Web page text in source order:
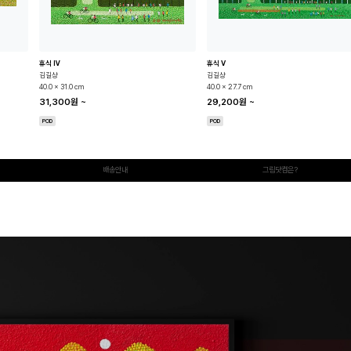
휴식 Ⅳ
김길상
40.0 x 31.0 cm
31,300원 ~
POD
휴식 Ⅴ
김길상
40.0 x 27.7 cm
29,200원 ~
POD
배송안내 그림닷컴은?